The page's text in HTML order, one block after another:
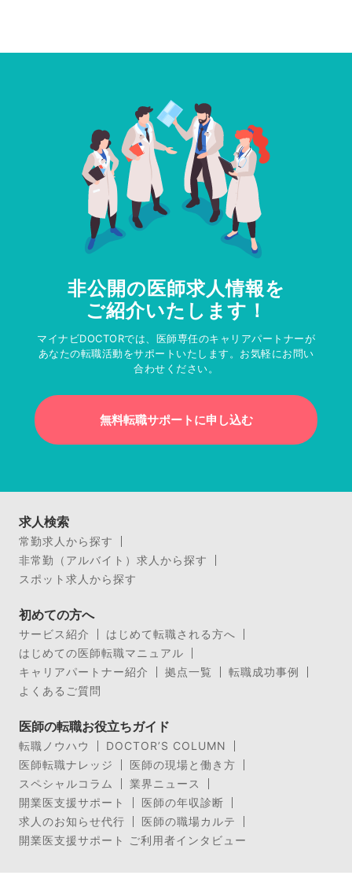
非公開の医師求人情報を
ご紹介いたします！
マイナビDOCTORでは、医師専任のキャリアパートナーが
あなたの転職活動をサポートいたします。お気軽にお問い
合わせください。
無料転職サポートに申し込む
求人検索
常勤求人から探す
非常勤（アルバイト）求人から探す
スポット求人から探す
初めての方へ
サービス紹介
はじめて転職される方へ
はじめての医師転職マニュアル
キャリアパートナー紹介
拠点一覧
転職成功事例
よくあるご質問
医師の転職お役立ちガイド
転職ノウハウ
DOCTOR’S COLUMN
医師転職ナレッジ
医師の現場と働き方
スペシャルコラム
業界ニュース
開業医支援サポート
医師の年収診断
求人のお知らせ代行
医師の職場カルテ
開業医支援サポート ご利用者インタビュー